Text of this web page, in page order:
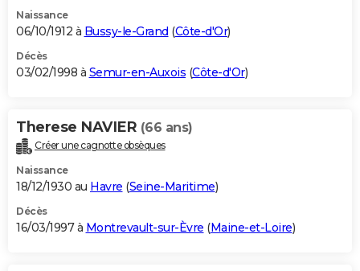
Naissance
06/10/1912 à Bussy-le-Grand (Côte-d'Or)
Décès
03/02/1998 à Semur-en-Auxois (Côte-d'Or)
Therese NAVIER (66 ans)
Créer une cagnotte obsèques
Naissance
18/12/1930 au Havre (Seine-Maritime)
Décès
16/03/1997 à Montrevault-sur-Èvre (Maine-et-Loire)